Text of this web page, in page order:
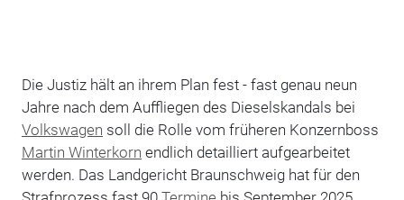
Die Justiz hält an ihrem Plan fest - fast genau neun
Jahre nach dem Auffliegen des Dieselskandals bei
Volkswagen soll die Rolle vom früheren Konzernboss
Martin Winterkorn endlich detailliert aufgearbeitet
werden. Das Landgericht Braunschweig hat für den